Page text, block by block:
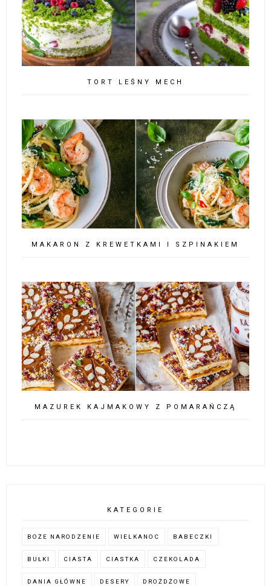
TORT LEŚNY MECH
MAKARON Z KREWETKAMI I SZPINAKIEM
MAZUREK KAJMAKOWY Z POMARAŃCZĄ
KATEGORIE
BOŻE NARODZENIE WIELKANOC BABECZKI
BUŁKI CIASTA CIASTKA CZEKOLADA
DANIA GŁÓWNE DESERY DROŻDŻOWE